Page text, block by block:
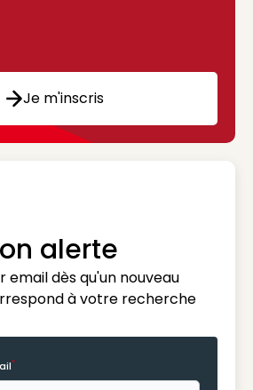
Je m'inscris
alerte
email dès qu'un nouveau
à votre recherche
*